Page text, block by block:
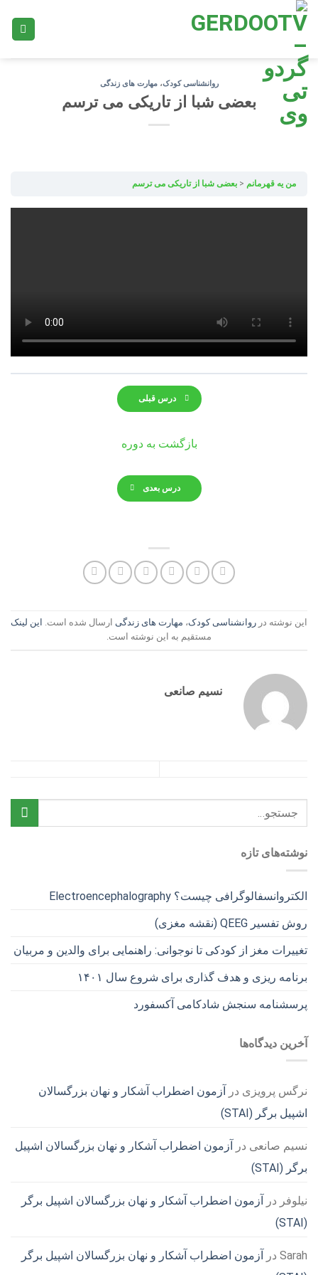
Skip
content
روانشناسی کودک،مهارت های زندگی
بعضی شبا از تاریکی می ترسم
من یه قهرمانم بعضی شبا از تاریکی می ترسم
درس قبلی
بازگشت به دوره
درس بعدی
این نوشته در روانشناسی کودک، مهارت های زندگی ارسال شده است. این لینک
مستقیم به این نوشته است.
نسیم صانعی
نوشته‌های تازه
الکتروانسفالوگرافی چیست؟ Electroencephalography
روش تفسیر QEEG (نقشه مغزی)
تغییرات مغز از کودکی تا نوجوانی: راهنمایی برای والدین و مربیان
برنامه ریزی و هدف گذاری برای شروع سال ۱۴۰۱
پرسشنامه سنجش شادکامی آکسفورد
آخرین دیدگاه‌ها
نرگس پرویزی در
آزمون اضطراب آشکار و نهان بزرگسالان
اشپیل برگر (STAI)
نسیم صانعی در
آزمون اضطراب آشکار و نهان بزرگسالان اشپیل
برگر (STAI)
نیلوفر در
آزمون اضطراب آشکار و نهان بزرگسالان اشپیل برگر
(STAI)
Sarah در
آزمون اضطراب آشکار و نهان بزرگسالان اشپیل برگر